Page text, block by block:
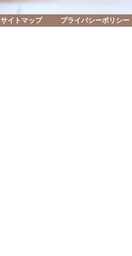
サイトマップ プライバシーポリシー